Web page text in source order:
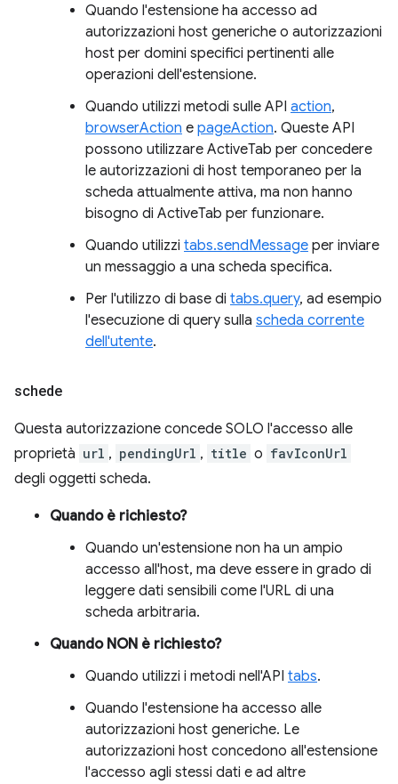
Quando l'estensione ha accesso ad
autorizzazioni host generiche o autorizzazioni
host per domini specifici pertinenti alle
operazioni dell'estensione.
Quando utilizzi metodi sulle API action,
browserAction e pageAction. Queste API
possono utilizzare ActiveTab per concedere
le autorizzazioni di host temporaneo per la
scheda attualmente attiva, ma non hanno
bisogno di ActiveTab per funzionare.
Quando utilizzi tabs.sendMessage per inviare
un messaggio a una scheda specifica.
Per l'utilizzo di base di tabs.query, ad esempio
l'esecuzione di query sulla scheda corrente
dell'utente.
schede
Questa autorizzazione concede SOLO l'accesso alle
proprietà url , pendingUrl , title o favIconUrl
degli oggetti scheda.
Quando è richiesto?
Quando un'estensione non ha un ampio
accesso all'host, ma deve essere in grado di
leggere dati sensibili come l'URL di una
scheda arbitraria.
Quando NON è richiesto?
Quando utilizzi i metodi nell'API tabs.
Quando l'estensione ha accesso alle
autorizzazioni host generiche. Le
autorizzazioni host concedono all'estensione
l'accesso agli stessi dati e ad altre